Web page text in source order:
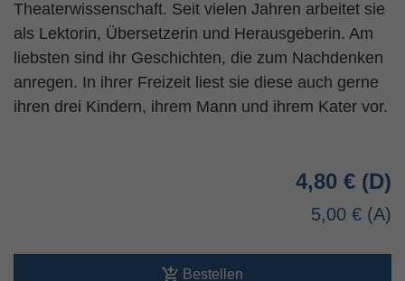
Theaterwissenschaft. Seit vielen Jahren arbeitet sie
als Lektorin, Übersetzerin und Herausgeberin. Am
liebsten sind ihr Geschichten, die zum Nachdenken
anregen. In ihrer Freizeit liest sie diese auch gerne
ihren drei Kindern, ihrem Mann und ihrem Kater vor.
4,80 €
5,00 €
Bestellen